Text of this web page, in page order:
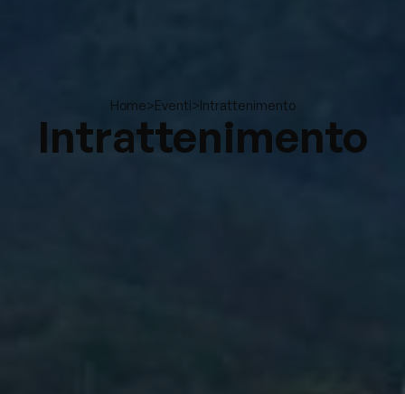
Home>Eventi>Intrattenimento
Intrattenimento